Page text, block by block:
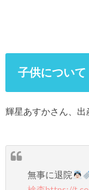
子供について
輝星あすかさん、出
無事に退院